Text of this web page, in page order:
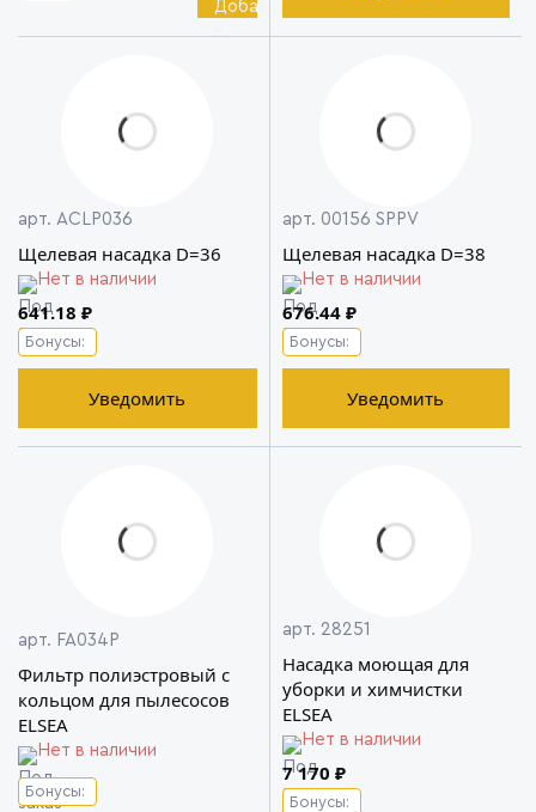
арт. ACLP036
Щелевая насадка D=36
Нет в наличии
641.18 ₽
Бонусы:
Уведомить
арт. 00156 SPPV
Щелевая насадка D=38
Нет в наличии
676.44 ₽
Бонусы:
Уведомить
арт. FA034P
Фильтр полиэстровый с
кольцом для пылесосов
ELSEA
Нет в наличии
Бонусы:
арт. 28251
Насадка моющая для
уборки и химчистки
ELSEA
Нет в наличии
7 170 ₽
Бонусы: